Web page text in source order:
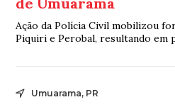
Ação da Polícia Civil mobilizou
Piquiri e Perobal, resultando em
Umuarama, PR